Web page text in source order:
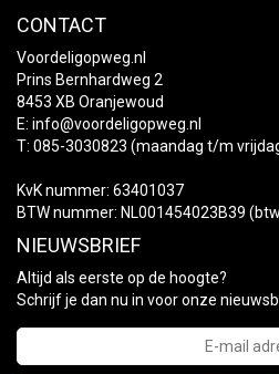
CONTACT
Voordeligopweg.nl
Prins Bernhardweg 2
8453 XB Oranjewoud
E: info@voordeligopweg.nl
T: 085-3030823 (maandag t/m
KvK nummer: 63401037
BTW nummer: NL001454023B39
NIEUWSBRIEF
Altijd als eerste op de hoogte?
Schrijf je dan nu in voor onze